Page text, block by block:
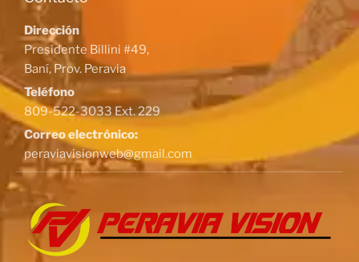
Dirección
Presidente Billini #49,
Baní, Prov. Peravia
Teléfono
809-522-3033 Ext. 229
Correo electrónico:
peraviavisionweb@gmail.com